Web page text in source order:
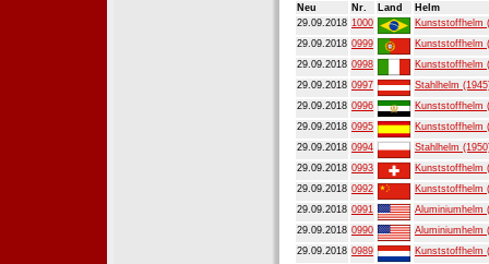
Neu Nr. Land
Helm
29.09.2018 1000
Kunststoffhelm
29.09.2018 0999
Kunststoffhelm
29.09.2018 0998
Kunststoffhelm
29.09.2018 0997
Stahlhelm
29.09.2018 0996
Kunststoffhelm
29.09.2018 0995
Kunststoffhelm
29.09.2018 0994
Stahlhelm
29.09.2018 0993
Kunststoffhelm
29.09.2018 0992
Kunststoffhelm
29.09.2018 0991
Aluminiumhelm
29.09.2018 0990
Aluminiumhelm
29.09.2018 0989
Kunststoffhelm